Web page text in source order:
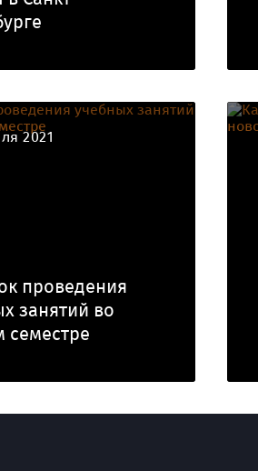
2021
проведения
занятий во
семестре